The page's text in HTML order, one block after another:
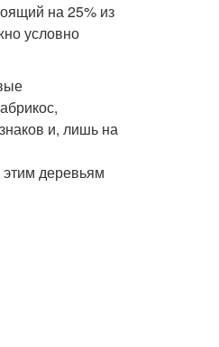
на 25% из
условно
и, лишь на
деревьям